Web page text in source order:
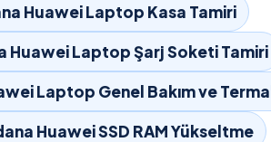
Huawei Laptop Kasa Tamiri
Huawei Laptop Şarj Soketi Tamiri
Laptop Genel Bakım ve
Huawei SSD RAM Yükseltme